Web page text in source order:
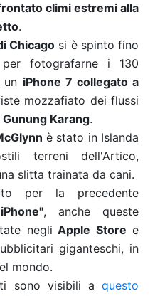
climi estremi alla
.
Chicago si è spinto fino
fotografarne i 130
un iPhone 7 collegato a
mozzafiato dei flussi
Gunung Karang.
è stato in Islanda
terreni dell'Artico,
slitta trainata da cani.
per la precedente
, anche queste
negli Apple Store e
giganteschi, in
mondo.
sono visibili a questo